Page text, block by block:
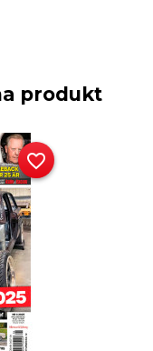
produkt
favorite_border